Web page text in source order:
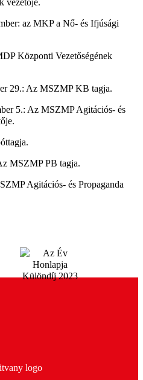
vezetője.
az MKP a Nő- és Ifjúsági
Központi Vezetőségének
29.: Az MSZMP KB tagja.
5.: Az MSZMP Agitációs- és
MSZMP PB tagja.
Agitációs- és Propaganda